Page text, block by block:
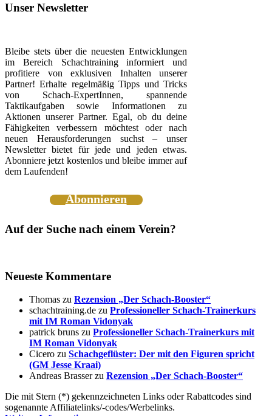
Unser Newsletter
Bleibe stets über die neuesten Entwicklungen
im Bereich Schachtraining informiert und
profitiere von exklusiven Inhalten unserer
Partner! Erhalte regelmäßig Tipps und Tricks
von Schach-ExpertInnen, spannende
Taktikaufgaben sowie Informationen zu
Aktionen unserer Partner. Egal, ob du deine
Fähigkeiten verbessern möchtest oder nach
neuen Herausforderungen suchst – unser
Newsletter bietet für jede und jeden etwas.
Abonniere jetzt kostenlos und bleibe immer auf
dem Laufenden!
Abonnieren
Auf der Suche nach einem Verein?
Neueste Kommentare
Thomas zu Rezension „Der Schach-Booster“
schachtraining.de zu Professioneller Schach-Trainerkurs
mit IM Roman Vidonyak
patrick bruns zu Professioneller Schach-Trainerkurs mit
IM Roman Vidonyak
Cicero zu Schachgeflüster: Der mit den Figuren spricht
(GM Jesse Kraai)
Andreas Brasserzu Rezension „Der Schach-Booster“
Die mit Stern (*) gekennzeichneten Links oder Rabattcodes sind
sogenannte Affiliatelinks/-codes/Werbelinks.